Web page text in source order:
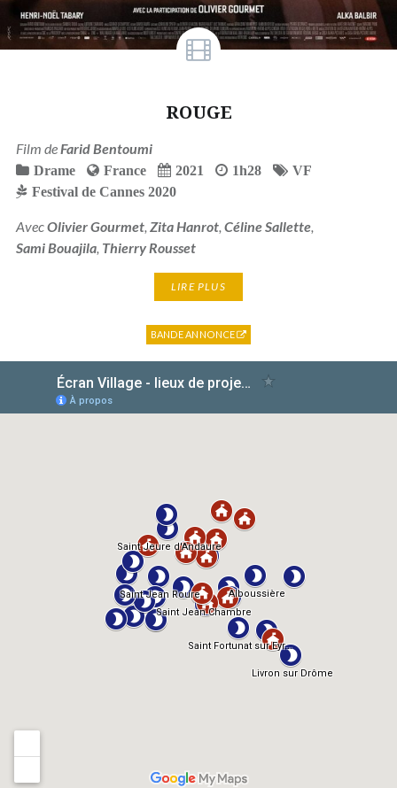
ROUGE
Film de Farid Bentoumi
Drame France 2021 1h28
VF
Festival de Cannes 2020
AvecOlivier Gourmet, Zita Hanrot, Céline Sallette,
Sami Bouajila, Thierry Rousset
LIRE PLUS
BANDE ANNONCE